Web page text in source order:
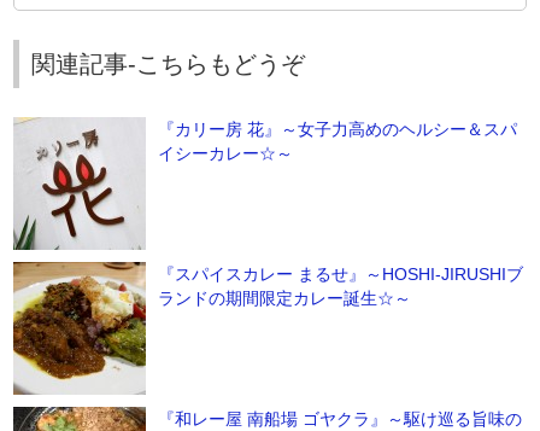
関連記事-こちらもどうぞ
『カリー房 花』～女子力高めのヘルシー＆スパ
イシーカレー☆～
『スパイスカレー まるせ』～HOSHI-JIRUSHIブ
ランドの期間限定カレー誕生☆～
『和レー屋 南船場 ゴヤクラ』～駆け巡る旨味の